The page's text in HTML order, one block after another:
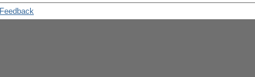
Feedback